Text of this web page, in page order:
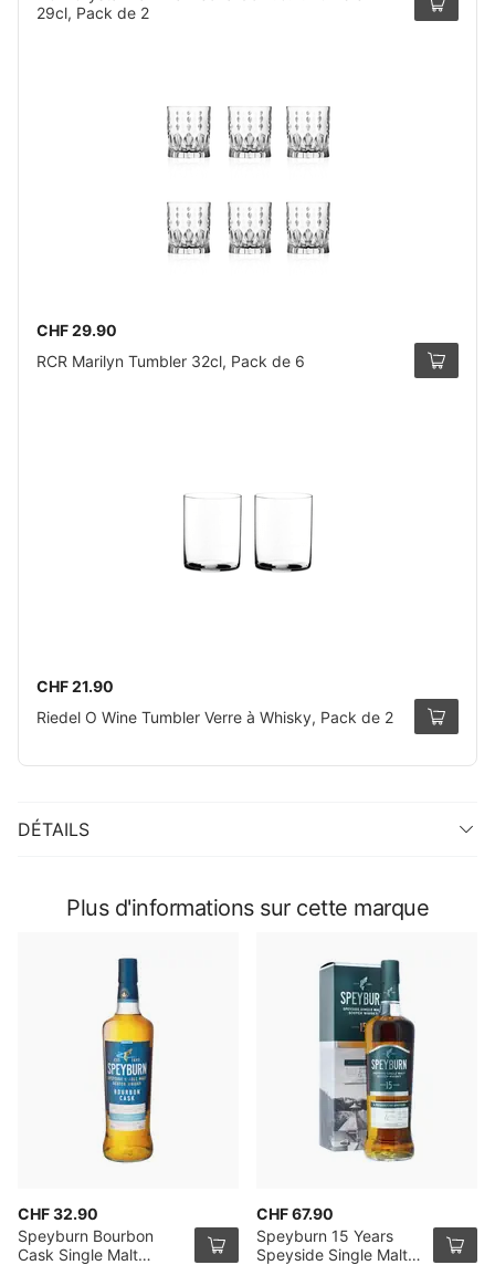
29cl, Pack de 2
CHF 29.90
RCR Marilyn Tumbler 32cl, Pack de 6
CHF 21.90
Riedel O Wine Tumbler Verre à Whisky, Pack de 2
DÉTAILS
Plus d'informations sur cette marque
CHF 32.90
Speyburn Bourbon
Cask Single Malt
CHF 67.90
Speyburn 15 Years
Speyside Single Malt